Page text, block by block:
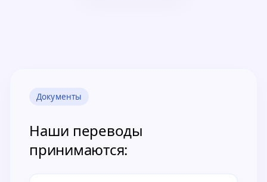
Документы
Наши переводы
принимаются: